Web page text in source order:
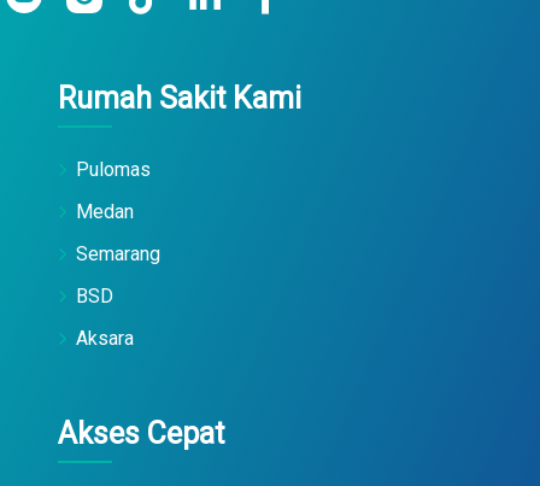
Rumah Sakit Kami
Pulomas
Medan
Semarang
BSD
Aksara
Akses Cepat